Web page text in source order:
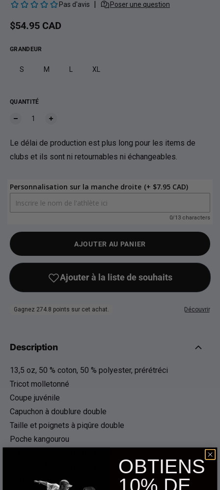
Prix habituel
$54.95 CAD
GRANDEUR
S M XL
QUANTITÉ
Le délai de production est plus long pour les items de
clubs et ils sont ni retournables ni échangeables.
Personnalisation sur la manche droite (+ $7.95 CAD)
0/13 characters
AJOUTER AU PANIER
Description
13,5 oz, 50 % coton, 50 % polyester, prérétréci
Tricot molletonné
Coupe juvénile
Capuchon à doublure double
Taille et poignets à piqûre double
Poche kangourou
Côtelé renforcé avec spandex 1x1
Cordon assorti
OBTIENS
10% DE